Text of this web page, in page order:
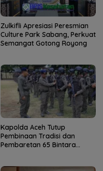
Zulkifli Apresiasi Peresmian
Culture Park Sabang, Perkuat
Semangat Gotong Royong
Kapolda Aceh Tutup
Pembinaan Tradisi dan
Pembaretan 65 Bintara